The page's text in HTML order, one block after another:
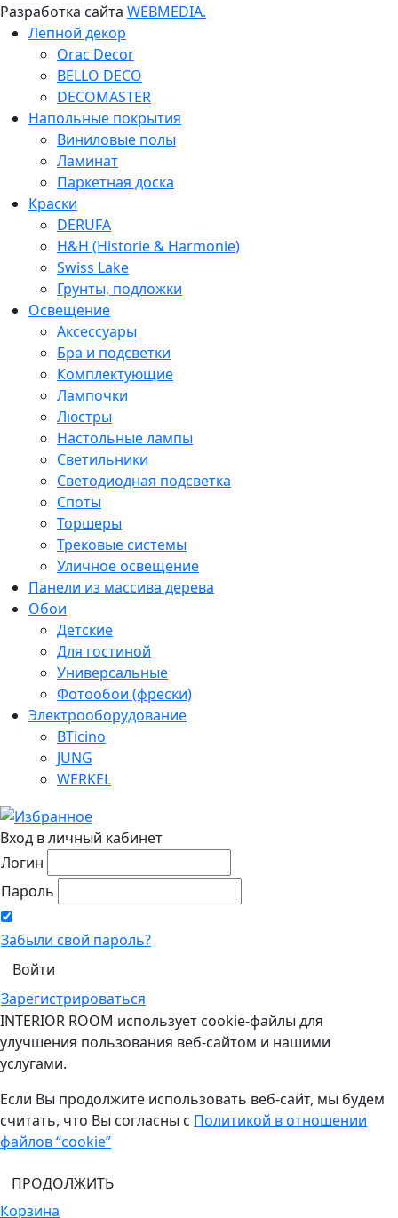
Разработка сайта WEBMEDIA.
Лепной декор
Orac Decor
BELLO DECO
DECOMASTER
Напольные покрытия
Виниловые полы
Ламинат
Паркетная доска
Краски
DERUFA
H&H (Historie & Harmonie)
Swiss Lake
Грунты, подложки
Освещение
Аксессуары
Бра и подсветки
Комплектующие
Лампочки
Люстры
Настольные лампы
Светильники
Светодиодная подсветка
Споты
Торшеры
Трековые системы
Уличное освещение
Панели из массива дерева
Обои
Детские
Для гостиной
Универсальные
Фотообои (фрески)
Электрооборудование
BTicino
JUNG
WERKEL
Вход в личный кабинет
Логин
Пароль
Забыли свой пароль?
Зарегистрироваться
INTERIOR ROOM использует cookie-файлы для
улучшения пользования веб-сайтом и нашими
услугами.
Если Вы продолжите использовать веб-сайт, мы будем
считать, что Вы согласны с Политикой в отношении
файлов “cookie”
ПРОДОЛЖИТЬ
Корзина